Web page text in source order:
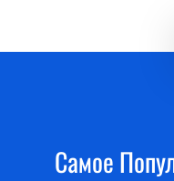
Самое